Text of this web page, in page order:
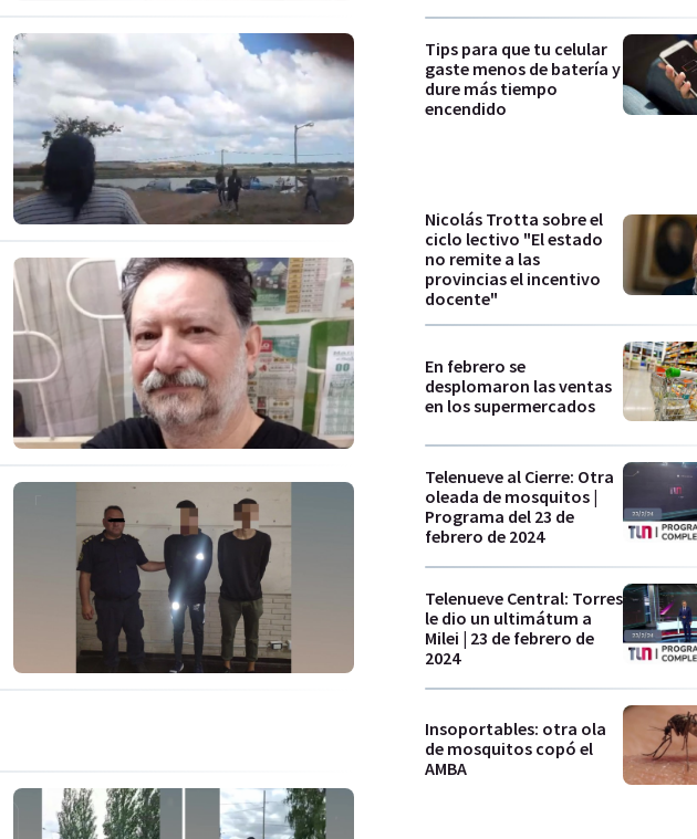
Tips para que tu celular
gaste menos de batería y
dure más tiempo
encendido
Nicolás Trotta sobre el
ciclo lectivo "El estado
no remite a las
provincias el incentivo
docente"
En febrero se
desplomaron las ventas
en los supermercados
Telenueve al Cierre: Otra
oleada de mosquitos |
Programa del 23 de
febrero de 2024
Telenueve Central: Torres
le dio un ultimátum a
Milei | 23 de febrero de
2024
Insoportables: otra ola
de mosquitos copó el
AMBA